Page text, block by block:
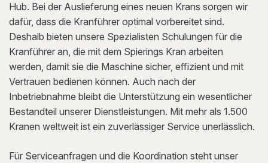
Hub. Bei der Auslieferung eines neuen Krans sorgen wir
dafür, dass die Kranführer optimal vorbereitet sind.
Deshalb bieten unsere Spezialisten Schulungen für die
Kranführer an, die mit dem Spierings Kran arbeiten
werden, damit sie die Maschine sicher, effizient und mit
Vertrauen bedienen können. Auch nach der
Inbetriebnahme bleibt die Unterstützung ein wesentlicher
Bestandteil unserer Dienstleistungen. Mit mehr als 1.500
Kranen weltweit ist ein zuverlässiger Service unerlässlich.
Für Serviceanfragen und die Koordination steht unser